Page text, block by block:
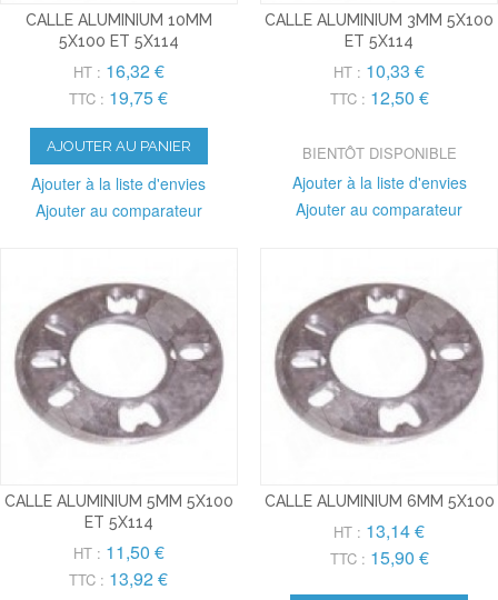
CALLE ALUMINIUM 10MM
5X100 ET 5X114
HT : 16,32 €
TTC : 19,75 €
AJOUTER AU PANIER
Ajouter à la liste d'envies
Ajouter au comparateur
CALLE ALUMINIUM 3MM 5X100
ET 5X114
HT : 10,33 €
TTC : 12,50 €
BIENTÔT DISPONIBLE
Ajouter à la liste d'envies
Ajouter au comparateur
CALLE ALUMINIUM 5MM 5X100
ET 5X114
HT : 11,50 €
TTC : 13,92 €
CALLE ALUMINIUM 6MM 5X100
HT : 13,14 €
TTC : 15,90 €